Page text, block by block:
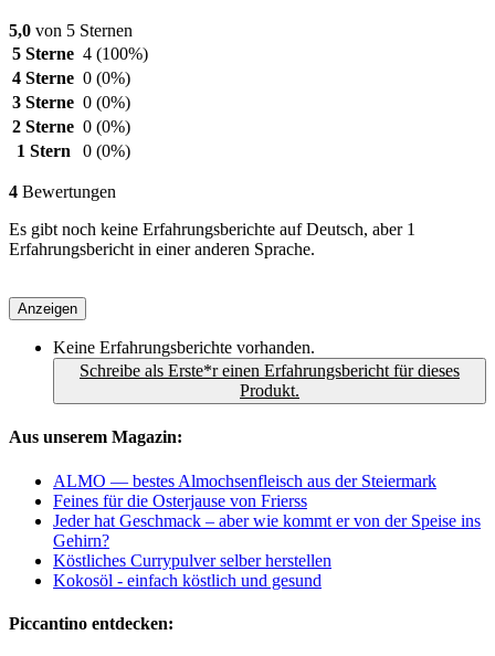
5,0 von 5 Sternen
5 Sterne 4 (100%)
4 Sterne 0 (0%)
3 Sterne 0 (0%)
2 Sterne 0 (0%)
1 Stern
0 (0%)
4 Bewertungen
Es gibt noch keine Erfahrungsberichte auf Deutsch, aber 1
Erfahrungsbericht in einer anderen Sprache.
Anzeigen
Keine Erfahrungsberichte vorhanden.
Schreibe als Erste*r einen Erfahrungsbericht für dieses
Produkt.
Aus unserem Magazin:
ALMO — bestes Almochsenfleisch aus der Steiermark
Feines für die Osterjause von Frierss
Jeder hat Geschmack – aber wie kommt er von der Speise ins
Gehirn?
Köstliches Currypulver selber herstellen
Kokosöl - einfach köstlich und gesund
Piccantino entdecken: